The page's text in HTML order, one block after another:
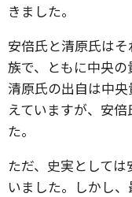
きました。
安倍氏と清原氏は
族で、ともに中央
清原氏の出自は中
えていますが、安
た。
ただ、史実として
いました。しかし